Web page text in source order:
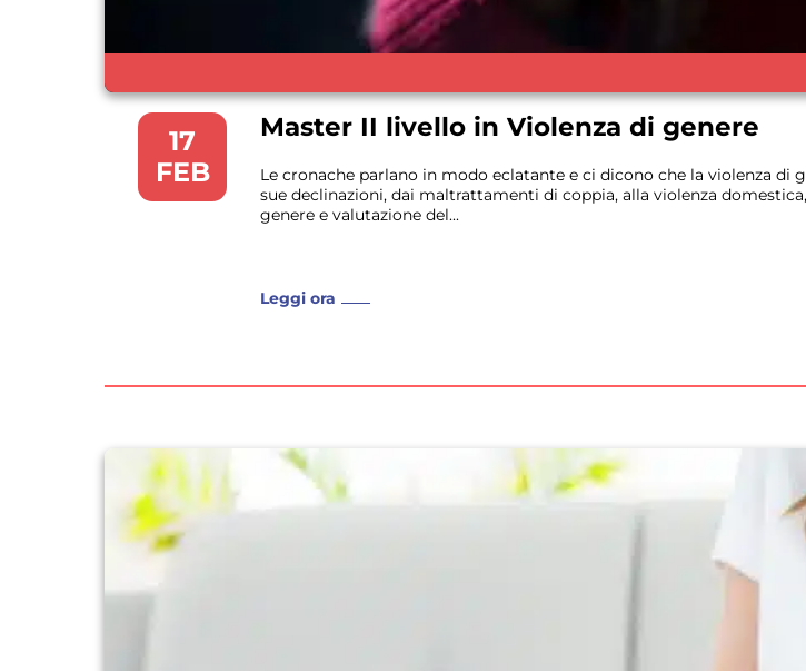
17
FEB
Master II livello in Violenza di genere
Le cronache parlano in modo eclatante e ci dicono che la violenza di
sue declinazioni, dai maltrattamenti di coppia, alla violenza
genere e valutazione del...
Leggi ora